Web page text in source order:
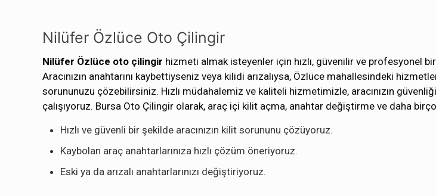
Nilüfer Özlüce Oto Çilingir
Nilüfer Özlüce oto çilingir hizmeti almak isteyenler için hızlı, güvenilir ve profesyonel
Aracınızın anahtarını kaybettiyseniz veya kilidi arızalıysa, Özlüce mahallesindeki
sorununuzu çözebilirsiniz. Hızlı müdahalemiz ve kaliteli hizmetimizle, aracınızın
çalışıyoruz. Bursa Oto Çilingir olarak, araç içi kilit açma, anahtar değiştirme ve daha
Hızlı ve güvenli bir şekilde aracınızın kilit sorununu çözüyoruz.
Kaybolan araç anahtarlarınıza hızlı çözüm öneriyoruz.
Eski ya da arızalı anahtarlarınızı değiştiriyoruz.